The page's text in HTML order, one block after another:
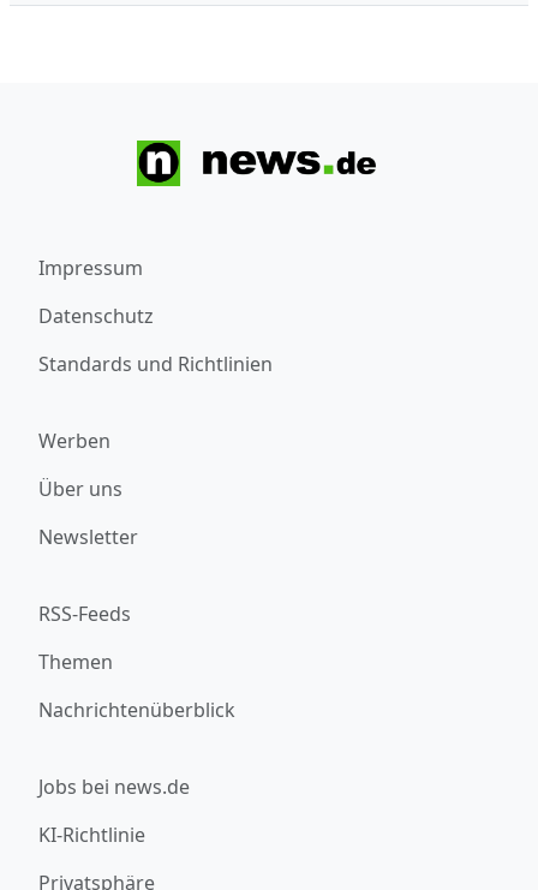
Impressum
Datenschutz
Standards und Richtlinien
Werben
Über uns
Newsletter
RSS-Feeds
Themen
Nachrichtenüberblick
Jobs bei news.de
KI-Richtlinie
Privatsphäre